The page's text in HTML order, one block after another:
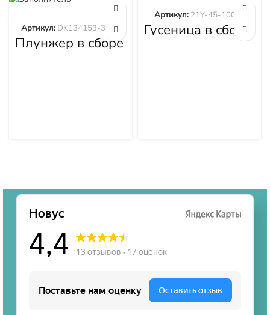
Плунжер в сборе
DK134153-3520
Артикул: DK134153-3520 Гусеница в сборе
Shantui
Артикул: 21Y-45-10000